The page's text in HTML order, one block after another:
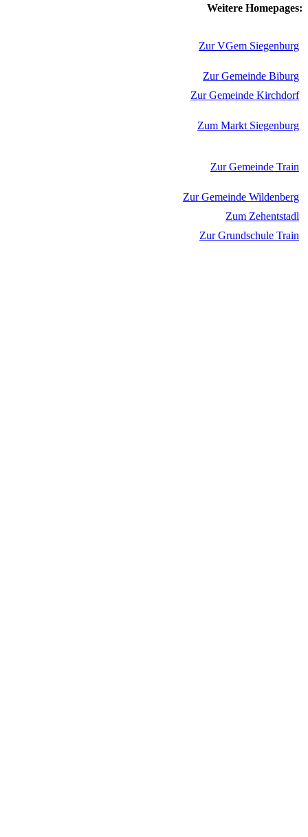
Weitere Homepages:
Zur VGem Siegenburg
Zur Gemeinde Biburg
Zur Gemeinde Kirchdorf
Zum Markt Siegenburg
Zur Gemeinde Train
Zur Gemeinde Wildenberg
Zum Zehentstadl
Zur Grundschule Train